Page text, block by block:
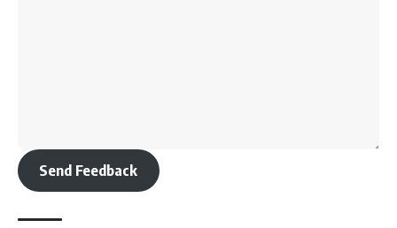
Send Feedback